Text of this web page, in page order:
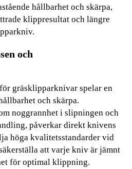
hållbarhet och skärpa,
klippresultat och längre
och
gräsklipparknivar spelar en
och skärpa.
noggrannhet i slipningen och
påverkar direkt knivens
höga kvalitetsstandarder vid
att varje kniv är jämnt
för optimal klippning.